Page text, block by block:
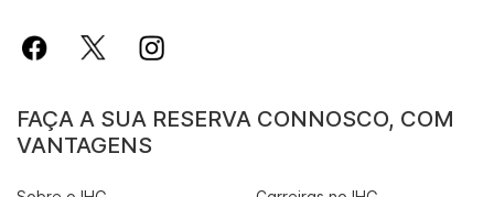
FAÇA A SUA RESERVA CONNOSCO, COM
VANTAGENS